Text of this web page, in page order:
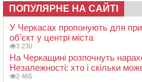
ПОПУЛЯРНЕ НА САЙТІ
У Черкасах пропонують для
об’єкт у центрі міста
3 230
На Черкащині розпочнуть
Незалежності: хто і скільки
2 465